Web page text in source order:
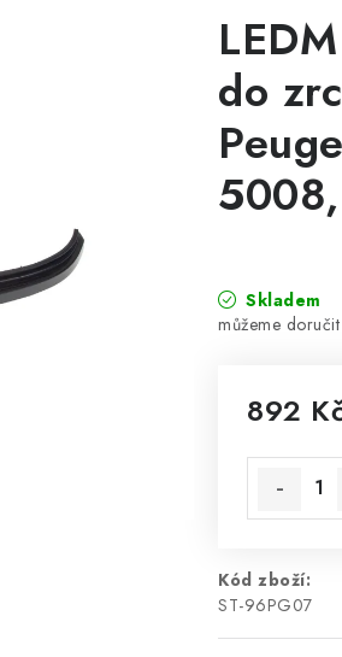
do
Skladem
892
Kód zboží:
ST-96PG07